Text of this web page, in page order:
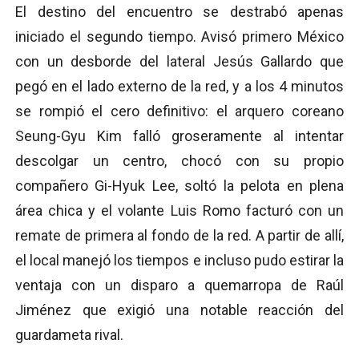
El destino del encuentro se destrabó apenas
iniciado el segundo tiempo. Avisó primero México
con un desborde del lateral Jesús Gallardo que
pegó en el lado externo de la red, y a los 4 minutos
se rompió el cero definitivo: el arquero coreano
Seung-Gyu Kim falló groseramente al intentar
descolgar un centro, chocó con su propio
compañero Gi-Hyuk Lee, soltó la pelota en plena
área chica y el volante Luis Romo facturó con un
remate de primera al fondo de la red. A partir de allí,
el local manejó los tiempos e incluso pudo estirar la
ventaja con un disparo a quemarropa de Raúl
Jiménez que exigió una notable reacción del
guardameta rival.